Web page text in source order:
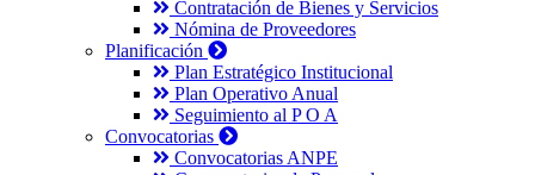
Contratación de Bienes y Servicios
Nómina de Proveedores
Planificación
Plan Estratégico Institucional
Plan Operativo Anual
Seguimiento al P O A
Convocatorias
Convocatorias ANPE